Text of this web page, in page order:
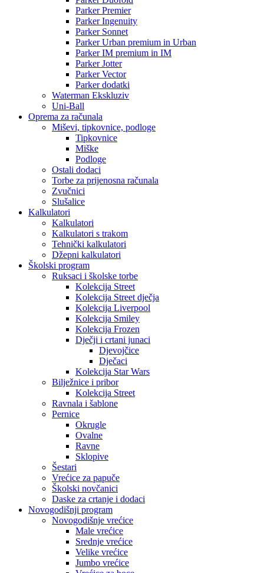
Parker Premier
Parker Ingenuity
Parker Sonnet
Parker Urban premium in Urban
Parker IM premium in IM
Parker Jotter
Parker Vector
Parker dodatki
Waterman Ekskluziv
Uni-Ball
Oprema za računala
Miševi, tipkovnice, podloge
Tipkovnice
Miške
Podloge
Ostali dodaci
Torbe za prijenosna računala
Zvučnici
Slušalice
Kalkulatori
Kalkulatori
Kalkulatori s trakom
Tehnički kalkulatori
Džepni kalkulatori
Školski program
Ruksaci i školske torbe
Kolekcija Street
Kolekcija Street dječja
Kolekcija Liverpool
Kolekcija Smiley
Kolekcija Frozen
Dječji i crtani junaci
Djevojčice
Dječaci
Kolekcija Star Wars
Bilježnice i pribor
Kolekcija Street
Ravnala i šablone
Pernice
Okrugle
Ovalne
Ravne
Sklopive
Šestari
Vrećice za papuče
Školski novčanici
Daske za crtanje i dodaci
Novogodišnji program
Novogodišnje vrećice
Male vrećice
Srednje vrećice
Velike vrećice
Jumbo vrećice